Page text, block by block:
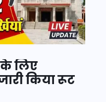
के लिए
किया रूट